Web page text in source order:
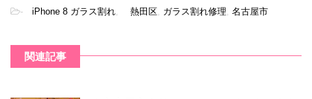
- iPhone 8 ガラス割れ, 熱田区, ガラス割れ修理, 名古屋市
関連記事